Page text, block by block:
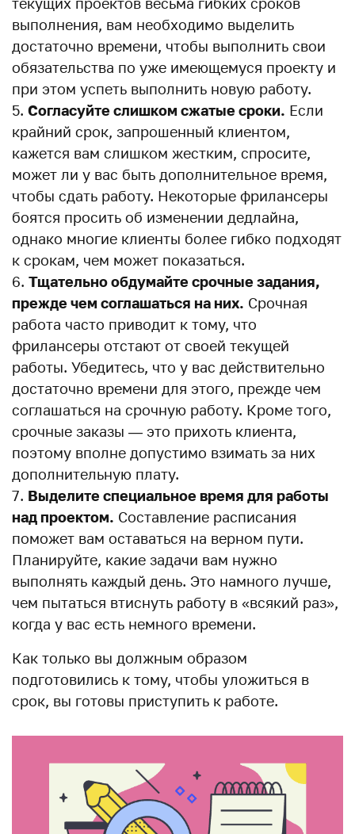
выполнения, вам необходимо выделить
достаточно времени, чтобы выполнить свои
обязательства по уже имеющемуся проекту и
при этом успеть выполнить новую работу.
Согласуйте слишком сжатые сроки. Если
крайний срок, запрошенный клиентом,
кажется вам слишком жестким, спросите,
может ли у вас быть дополнительное время,
чтобы сдать работу. Некоторые фрилансеры
боятся просить об изменении дедлайна,
однако многие клиенты более гибко подходят
к срокам, чем может показаться.
Тщательно обдумайте срочные задания,
прежде чем соглашаться на них. Срочная
работа часто приводит к тому, что
фрилансеры отстают от своей текущей
работы. Убедитесь, что у вас действительно
достаточно времени для этого, прежде чем
соглашаться на срочную работу. Кроме того,
срочные заказы — это прихоть клиента,
поэтому вполне допустимо взимать за них
дополнительную плату.
Выделите специальное время для работы
над проектом. Составление расписания
поможет вам оставаться на верном пути.
Планируйте, какие задачи вам нужно
выполнять каждый день. Это намного лучше,
чем пытаться втиснуть работу в «всякий раз»,
когда у вас есть немного времени.
Как только вы должным образом
подготовились к тому, чтобы уложиться в
срок, вы готовы приступить к работе.